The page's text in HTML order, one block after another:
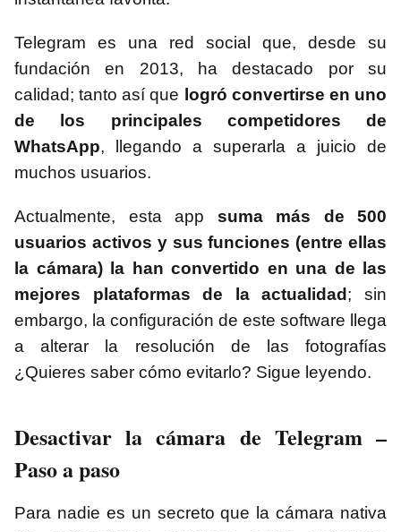
Telegram es una red social que, desde su
fundación en 2013, ha destacado por su
calidad; tanto así que logró convertirse en uno
de los principales competidores de
WhatsApp, llegando a superarla a juicio de
muchos usuarios.
Actualmente, esta app suma más de 500
usuarios activos y sus funciones (entre ellas
la cámara) la han convertido en una de las
mejores plataformas de la actualidad ; sin
embargo, la configuración de este software llega
a alterar la resolución de las fotografías
¿Quieres saber cómo evitarlo? Sigue leyendo.
Desactivar la cámara de Telegram –
Paso a paso
Para nadie es un secreto que la cámara nativa